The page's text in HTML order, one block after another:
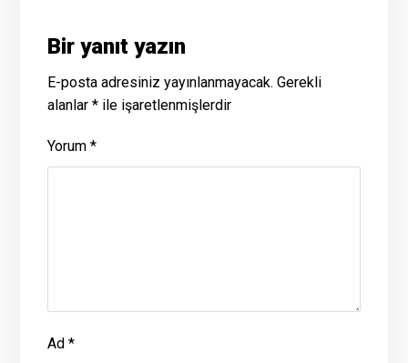
Bir yanıt yazın
E-posta adresiniz yayınlanmayacak. Gerekli
alanlar* ile işaretlenmişlerdir
Yorum*
Ad*